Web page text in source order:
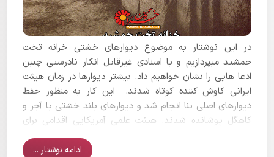
در این نوشتار به موضوع دیوارهای خشتی خزانه تخت
جمشید می­پردازیم و با اسنادی غیرقابل انکار نادرستی چنین
ادعا هایی را نشان خواهیم داد. بیشتر دیوارها در زمان هیئت
ایرانی کاوش کننده کوتاه شدند. این کار به منظور حفظ
دیوارهای اصلی بنا انجام شد و دیوارهای بلند خشتی با آجر و
کاهگل پوشانده شدند. هیئت علمی آمریکایی اقدامی برای
پوشاندن و محفوظ نگاهداشتن دیوار های خشتی مکشوفه در
ادامه نوشتار ...